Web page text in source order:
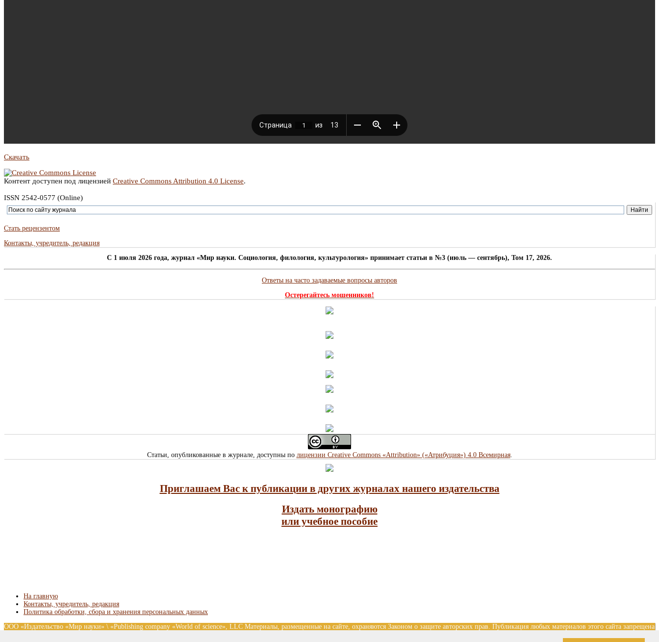
Скачать
Контент доступен под лицензией Creative Commons Attribution 4.0 License.
ISSN 2542-0577 (Online)
Стать рецензентом
Контакты, учредитель, редакция
C 1 июля 2026 года, журнал «Мир науки. Социология, филология, культурология» принимает статьи в №3 (июль — сентябрь), Том 17, 2026.
Ответы на часто задаваемые вопросы авторов
Остерегайтесь мошенников!
Статьи, опубликованные в журнале, доступны по лицензии Creative Commons «Attribution» («Атрибуция») 4.0 Всемирная.
Приглашаем Вас к публикации в других журналах нашего издательства
Издать монографию
или учебное пособие
На главную
Контакты, учредитель, редакция
Политика обработки, сбора и хранения персональных данных
ООО «Издательство «Мир науки» \ «Publishing company «World of science», LLC Материалы, размещенные на сайте, охраняются Законом о защите авторских прав. Публикация любых материалов этого сайта запрещена